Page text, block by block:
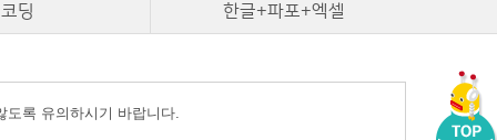
코딩 한글+파포+엑셀
도록 유의하시기 바랍니다.